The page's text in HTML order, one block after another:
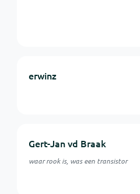
erwinz
Gert-Jan vd Braak
waar rook is, was een transistor